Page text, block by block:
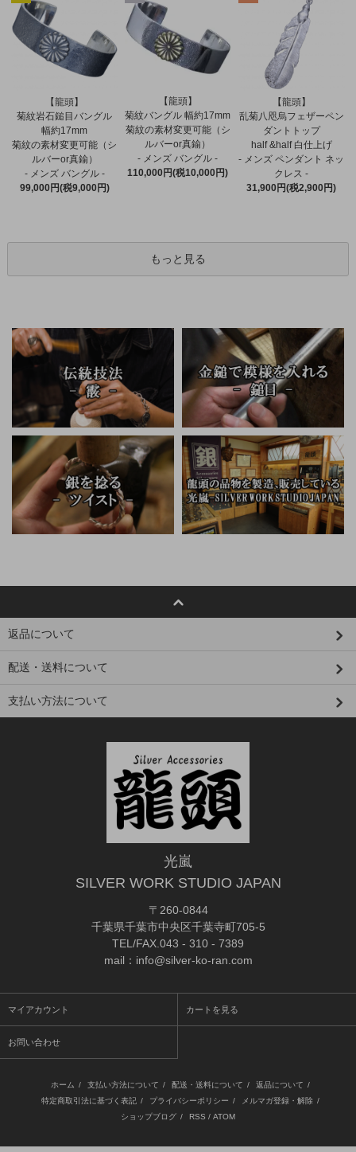
【龍頭】
菊紋岩石鎚目バングル
幅約17mm
菊紋の素材変更可能（シ
ルバーor真鍮）
- メンズ バングル -
99,000円(税9,000円)
【龍頭】
菊紋バングル 幅約17mm
菊紋の素材変更可能（シ
ルバーor真鍮）
- メンズ バングル -
110,000円(税10,000円)
【龍頭】
乱菊八咫烏フェザーペン
ダントトップ
half &half 白仕上げ
- メンズ ペンダント ネッ
クレス -
31,900円(税2,900円)
もっと見る
返品について
配送・送料について
支払い方法について
光嵐
SILVER WORK STUDIO JAPAN
〒260-0844
千葉県千葉市中央区千葉寺町705-5
TEL/FAX.043 - 310 - 7389
mail：info@silver-ko-ran.com
マイアカウント カートを見る
お問い合わせ
ホーム / 支払い方法について / 配送・送料について / 返品について /
特定商取引法に基づく表記 / プライバシーポリシー / メルマガ登録・解除 /
ショップブログ / RSS / ATOM